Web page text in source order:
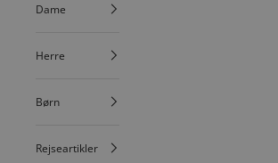
Dame
Herre
Børn
Rejseartikler